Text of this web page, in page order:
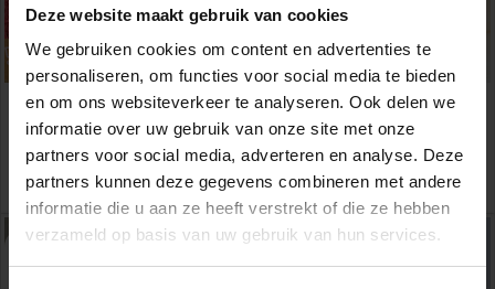
Deze website maakt gebruik van cookies
We gebruiken cookies om content en advertenties te
personaliseren, om functies voor social media te bieden
en om ons websiteverkeer te analyseren. Ook delen we
informatie over uw gebruik van onze site met onze
partners voor social media, adverteren en analyse. Deze
partners kunnen deze gegevens combineren met andere
informatie die u aan ze heeft verstrekt of die ze hebben
verzameld op basis van uw gebruik van hun services.
Witte Salie (Sage) met
Dragons Blood – Smudge
Spiritueel - Accessoires
6,95 -
Molinillo Cacao Groot 33
cm
Spiritueel - Accessoires